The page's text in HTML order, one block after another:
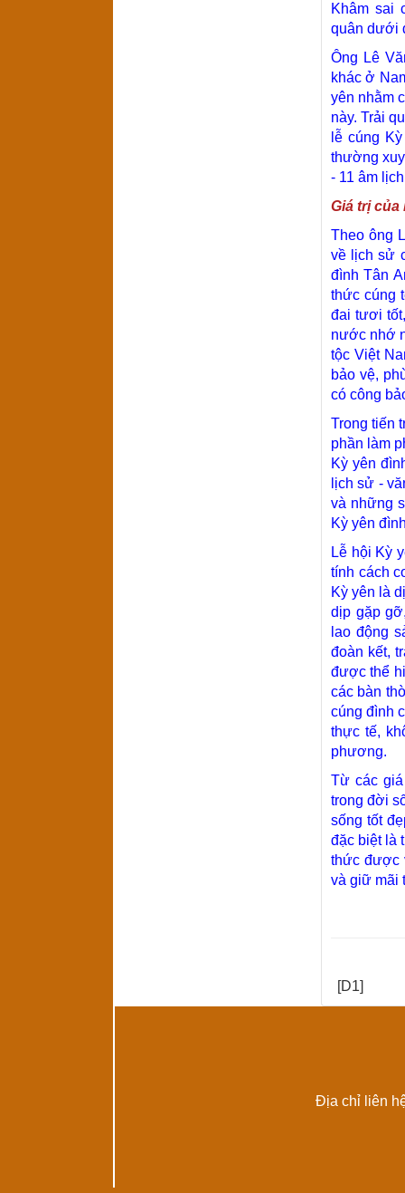
Khâm sai
quân dưới
Ông Lê
khác ở
yên nhằm
này. Trải
lễ cúng
thường
- 11 âm
Giá trị của
Theo ông
về lịch sử
đình Tân
thức cúng
đai tươi
nước nhớ
tộc Việt
bảo vệ,
có công
Trong tiến
phần làm
Kỳ yên
lịch sử -
và những
Kỳ yên
Lễ hội Kỳ
tính cách
Kỳ yên là
dịp gặp
lao động
đoàn kết,
được thể
các bàn
cúng đình
thực tế,
phương.
Từ các
trong đời
sống tốt
đặc biệt là
thức được
và giữ mãi
[D1]
Địa chỉ liên